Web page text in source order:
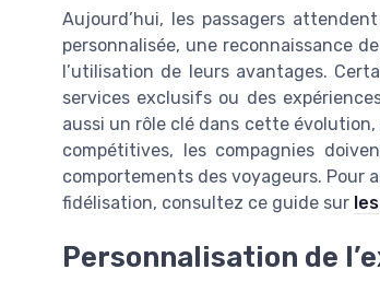
Aujourd’hui, les passagers
personnalisée, une reconnaissance
l’utilisation de leurs avantages.
services exclusifs ou des
aussi un rôle clé dans cette
compétitives, les compagnies
comportements des voyageurs. Pour
fidélisation, consultez ce guide sur
Personnalisation de